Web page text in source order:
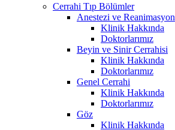
Cerrahi Tıp Bölümler
Anestezi ve Reanimasyon
Klinik Hakkında
Doktorlarımız
Beyin ve Sinir Cerrahisi
Klinik Hakkında
Doktorlarımız
Genel Cerrahi
Klinik Hakkında
Doktorlarımız
Göz
Klinik Hakkında